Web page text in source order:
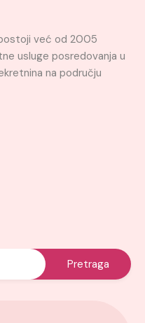
već od 2005
usluge posredovanja u
na području